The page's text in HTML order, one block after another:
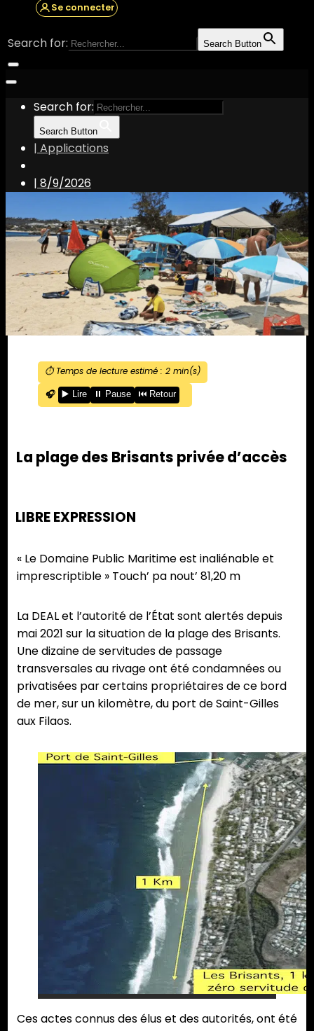
Se connecter
Search for: Search Button
Search for:
Search Button
| Applications
| 8/9/2026
⏱️ Temps de lecture estimé : 2min(s)
🎧
▶️ Lire ⏸️ Pause ⏮️ Retour
La plage des Brisants privée d’accès
LIBRE EXPRESSION
« Le Domaine Public Maritime est inaliénable et
imprescriptible » Touch’ pa nout’ 81,20 m
La DEAL et l’autorité de l’État sont alertés depuis
mai 2021 sur la situation de la plage des Brisants.
Une dizaine de servitudes de passage
transversales au rivage ont été condamnées ou
privatisées par certains propriétaires de ce bord
de mer, sur un kilomètre, du port de Saint-Gilles
aux Filaos.
Ces actes connus des élus et des autorités, ont été